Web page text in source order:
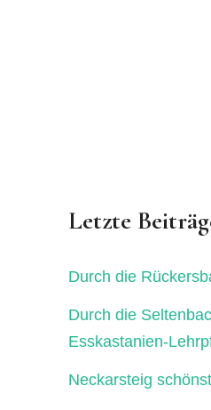
Letzte
Durch die
Durch die
Esskastanien-
Neckarsteig